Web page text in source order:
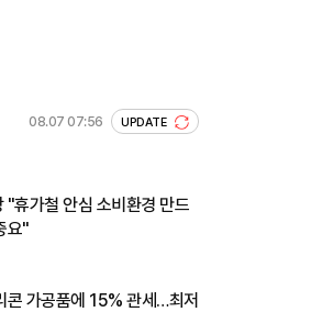
08.07 07:56 UPDATE
"휴가철 안심 소비환경 만드
요"
콘 가공품에 15% 관세…최저